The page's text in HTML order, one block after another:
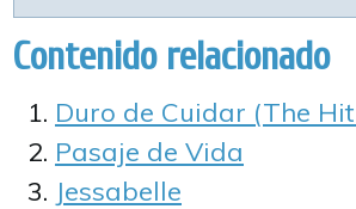
Contenido relacionado
Duro de Cuidar (The
Pasaje de Vida
Jessabelle